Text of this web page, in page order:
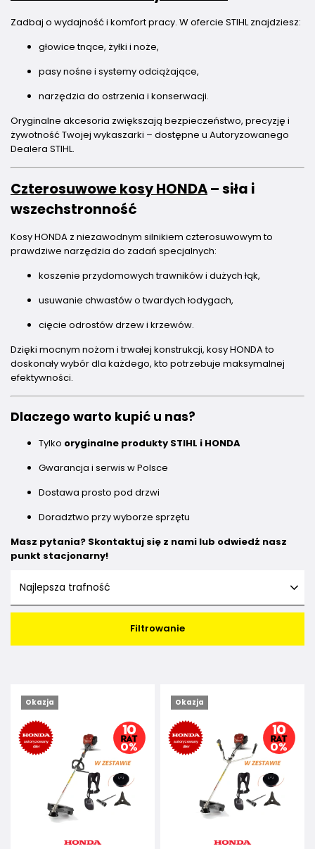
Zadbaj o wydajność i komfort pracy. W ofercie STIHL znajdziesz:
głowice tnące, żyłki i noże,
pasy nośne i systemy odciążające,
narzędzia do ostrzenia i konserwacji.
Oryginalne akcesoria zwiększają bezpieczeństwo, precyzję i
żywotność Twojej wykaszarki – dostępne u Autoryzowanego
Dealera STIHL.
Czterosuwowe kosy HONDA– siła i
wszechstronność
Kosy HONDA z niezawodnym silnikiem czterosuwowym to
prawdziwe narzędzia do zadań specjalnych:
koszenie przydomowych trawników i dużych łąk,
usuwanie chwastów o twardych łodygach,
cięcie odrostów drzew i krzewów.
Dzięki mocnym nożom i trwałej konstrukcji, kosy HONDA to
doskonały wybór dla każdego, kto potrzebuje maksymalnej
efektywności.
Dlaczego warto kupić u nas?
Tylko oryginalne produkty STIHL i HONDA
Gwarancja i serwis w Polsce
Dostawa prosto pod drzwi
Doradztwo przy wyborze sprzętu
Masz pytania? Skontaktuj się z nami lub odwiedź nasz
punkt stacjonarny!
Najlepsza trafność
Filtrowanie
Okazja Okazja